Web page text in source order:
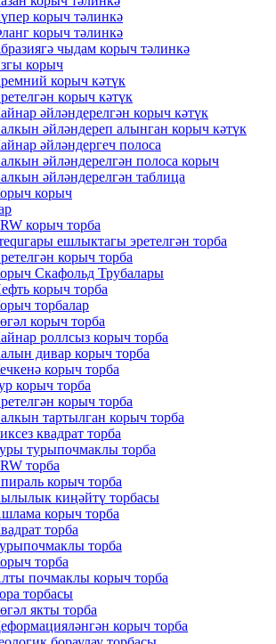
корыч тәлинкә
корыч тәлинкә
чыдам корыч тәлинкә
корыч
корыч кәтүк
корыч кәтүк
әйләндерелгән корыч кәтүк
әйләндереп алынган корыч кәтүк
әйләндергеч полоса
әйләндерелгән полоса корыч
әйләндерелгән таблица
корыч
корыч торба
ешлыктагы эретелгән торба
корыч торба
Скафольд Трубалары
корыч торба
торбалар
корыч торба
роллсыз корыч торба
дивар корыч торба
корыч торба
корыч торба
корыч торба
тартылган корыч торба
квадрат торба
турыпочмаклы торба
торба
корыч торба
киңәйтү торбасы
корыч торба
торба
торба
торба
почмаклы корыч торба
торбасы
якты торба
корыч торба